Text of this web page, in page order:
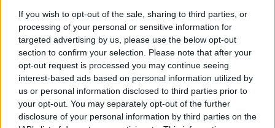
If you wish to opt-out of the sale, sharing to third parties, or
processing of your personal or sensitive information for
targeted advertising by us, please use the below opt-out
section to confirm your selection. Please note that after your
opt-out request is processed you may continue seeing
interest-based ads based on personal information utilized by
us or personal information disclosed to third parties prior to
your opt-out. You may separately opt-out of the further
disclosure of your personal information by third parties on the